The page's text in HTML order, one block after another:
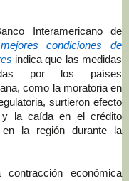
Interamericano de
condiciones de
indica que las medidas
por los países
como la moratoria en
surtieron efecto
la caída en el crédito
la región durante la
económica